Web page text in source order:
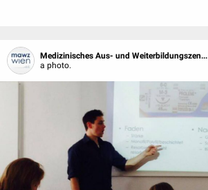
Medizinisches Aus- und Weiterbildungszen...
a photo.